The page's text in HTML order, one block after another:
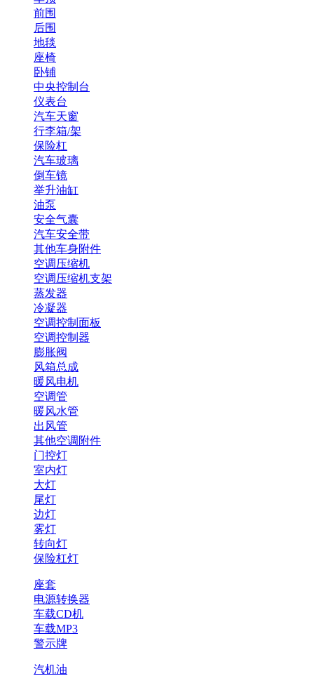
前围
后围
地毯
座椅
卧铺
中央控制台
仪表台
汽车天窗
行李箱/架
保险杠
汽车玻璃
倒车镜
举升油缸
油泵
安全气囊
汽车安全带
其他车身附件
空调压缩机
空调压缩机支架
蒸发器
冷凝器
空调控制面板
空调控制器
膨胀阀
风箱总成
暖风电机
空调管
暖风水管
出风管
其他空调附件
门控灯
室内灯
大灯
尾灯
边灯
雾灯
转向灯
保险杠灯
座套
电源转换器
车载CD机
车载MP3
警示牌
汽机油